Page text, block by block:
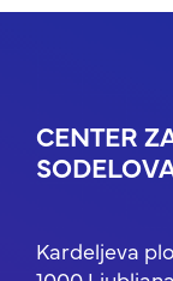
CENTER
Kardeljeva